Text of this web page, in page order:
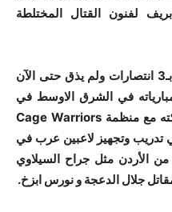
لفنون القتال المختلطة
اللاعب أسعد الحنيني يمتلك سجلا بـ3 انتصارات ولم يذق حتى الآن
في الشرق الاوسط في
منظمة ديزرت فورس و في مشاركته مع منظمة Cage Warriors
تدريب وتجهيز لاعبين عرب في
الأردن مثل جراح السيلاوي
جلال الدعجة و نورس ابزخ.